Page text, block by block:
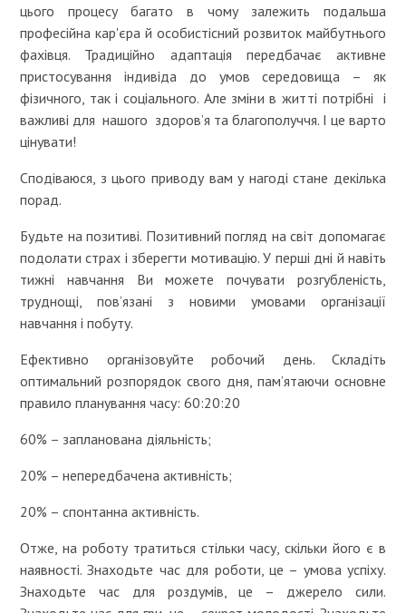
цього процесу багато в чому залежить подальша
професійна кар'єра й особистісний розвиток майбутнього
фахівця. Традиційно адаптація передбачає активне
пристосування індивіда до умов середовища – як
фізичного, так і соціального. Але зміни в житті потрібні і
важливі для нашого здоров’я та благополуччя. І це варто
цінувати!
Сподіваюся, з цього приводу вам у нагоді стане декілька
порад.
Будьте на позитиві. Позитивний погляд на світ допомагає
подолати страх і зберегти мотивацію. У перші дні й навіть
тижні навчання Ви можете почувати розгубленість,
труднощі, пов’язані з новими умовами організації
навчання і побуту.
Ефективно організовуйте робочий день. Складіть
оптимальний розпорядок свого дня, пам’ятаючи основне
правило планування часу: 60:20:20
60% – запланована діяльність;
20% – непередбачена активність;
20% – спонтанна активність.
Отже, на роботу тратиться стільки часу, скільки його є в
наявності. Знаходьте час для роботи, це – умова успіху.
Знаходьте час для роздумів, це – джерело сили.